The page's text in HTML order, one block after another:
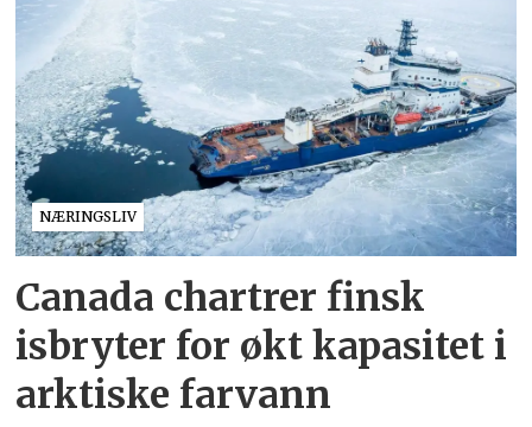
NÆRINGSLIV
Canada chartrer finsk
isbryter for økt kapasitet i
arktiske farvann